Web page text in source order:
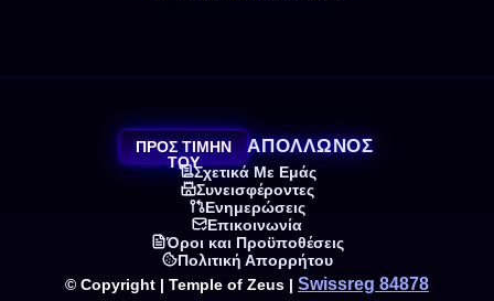
ΠΡΟΣ ΤΙΜΗΝ
ΤΟΥ
ΑΠΟΛΛΩΝΟΣ
Σχετικά Με Εμάς
Συνεισφέροντες
Ενημερώσεις
Επικοινωνία
Όροι και Προϋποθέσεις
Πολιτική Απορρήτου
© Copyright | Temple of Zeus | Swissreg 84878